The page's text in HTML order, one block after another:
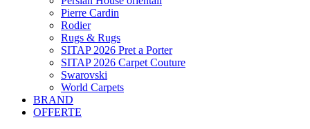
Pierre Cardin
Rodier
Rugs & Rugs
SITAP 2026 Pret a Porter
SITAP 2026 Carpet Couture
Swarovski
World Carpets
BRAND
OFFERTE